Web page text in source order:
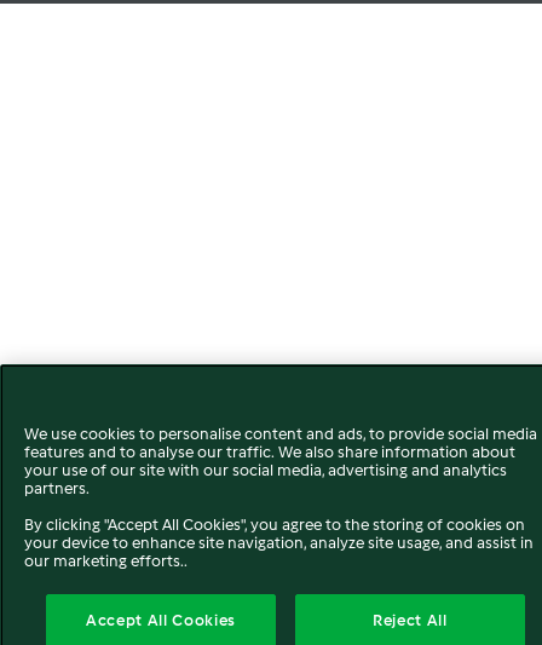
We use cookies to personalise content and ads, to provide social media
features and to analyse our traffic. We also share information about
your use of our site with our social media, advertising and analytics
partners.
By clicking "Accept All Cookies", you agree to the storing of cookies on
your device to enhance site navigation, analyze site usage, and assist in
our marketing efforts..
Accept All Cookies Reject All